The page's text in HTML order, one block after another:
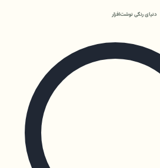
دنیای رنگی نوشت‌افزار